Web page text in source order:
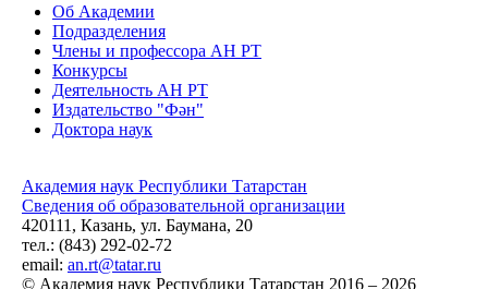
Об Академии
Подразделения
Члены и профессора АН РТ
Конкурсы
Деятельность АН РТ
Издательство "Фән"
Доктора наук
Академия наук Республики Татарстан
Сведения об образовательной организации
420111, Казань, ул. Баумана, 20
тел.: (843) 292-02-72
email: an.rt@tatar.ru
© Академия наук Республики Татарстан 2016 – 2026